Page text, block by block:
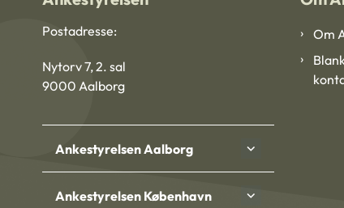
Postadresse:
Nytorv 7, 2. sal
9000 Aalborg
Ankestyrelsen Aalborg
Ankestyrelsen København
Om